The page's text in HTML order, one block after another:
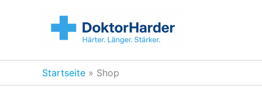
Startseite Shop